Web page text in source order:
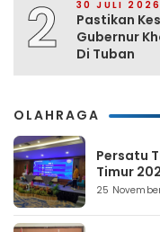
2 30 JULI 2026
Pastikan
Gubernur
Di Tuban
OLAHRAGA
Persatu
Timur
25